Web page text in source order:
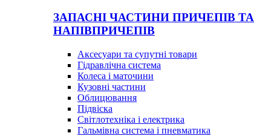
ЗАПАСНІ ЧАСТИНИ ПРИЧЕПІВ ТА
НАПІВПРИЧЕПІВ
Аксесуари та супутні товари
Гідравлічна система
Колеса і маточини
Кузовні частини
Облицювання
Підвіска
Світлотехніка і електрика
Гальмівна система і пневматика